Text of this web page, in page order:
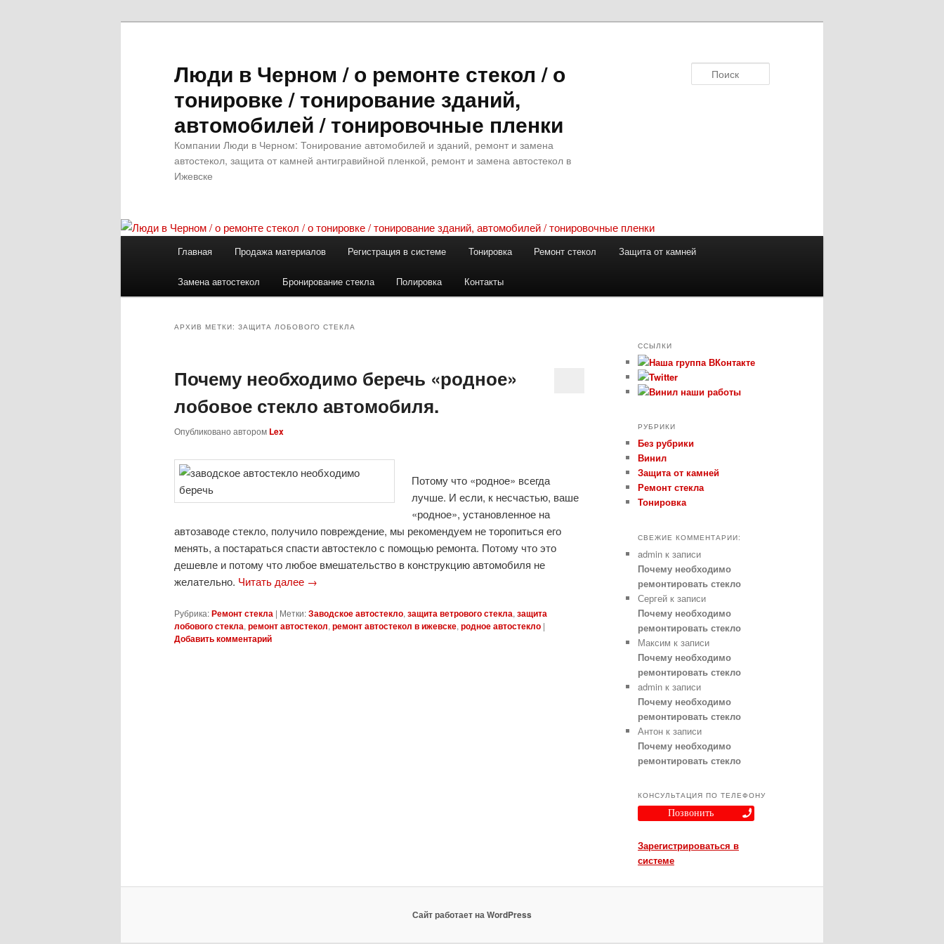
Люди в Черном / о ремонте стекол / о
тонировке / тонирование зданий,
автомобилей / тонировочные пленки
Компании Люди в Черном: Тонирование автомобилей и зданий, ремонт и замена
автостекол, защита от камней антигравийной пленкой, ремонт и замена автостекол в
Ижевске
Главная Продажа материалов Регистрация в системе Тонировка Ремонт стекол Защита от камней
Замена автостекол Бронирование стекла Полировка Контакты
АРХИВ МЕТКИ: ЗАЩИТА ЛОБОВОГО СТЕКЛА
Почему необходимо беречь «родное»
лобовое стекло автомобиля.
Опубликовано автором Lex
Потому что «родное» всегда
лучше. И если, к несчастью, ваше
«родное», установленное на
автозаводе стекло, получило повреждение, мы рекомендуем не торопиться его
менять, а постараться спасти автостекло с помощью ремонта. Потому что это
дешевле и потому что любое вмешательство в конструкцию автомобиля не
желательно. Читать далее →
Рубрика:Ремонт стекла | Метки:Заводское автостекло, защита ветрового стекла, защита
лобового стекла, ремонт автостекол, ремонт автостекол в ижевске, родное автостекло |
Добавить комментарий
ССЫЛКИ
РУБРИКИ
Без рубрики
Винил
Защита от камней
Ремонт стекла
Тонировка
СВЕЖИЕ КОММЕНТАРИИ:
admin к записи
Почему необходимо
ремонтировать стекло
Сергей к записи
Почему необходимо
ремонтировать стекло
Максим к записи
Почему необходимо
ремонтировать стекло
admin к записи
Почему необходимо
ремонтировать стекло
Антон к записи
Почему необходимо
ремонтировать стекло
КОНСУЛЬТАЦИЯ ПО ТЕЛЕФОНУ
Позвонить
Зарегистрироваться в
системе
Сайт работает на WordPress